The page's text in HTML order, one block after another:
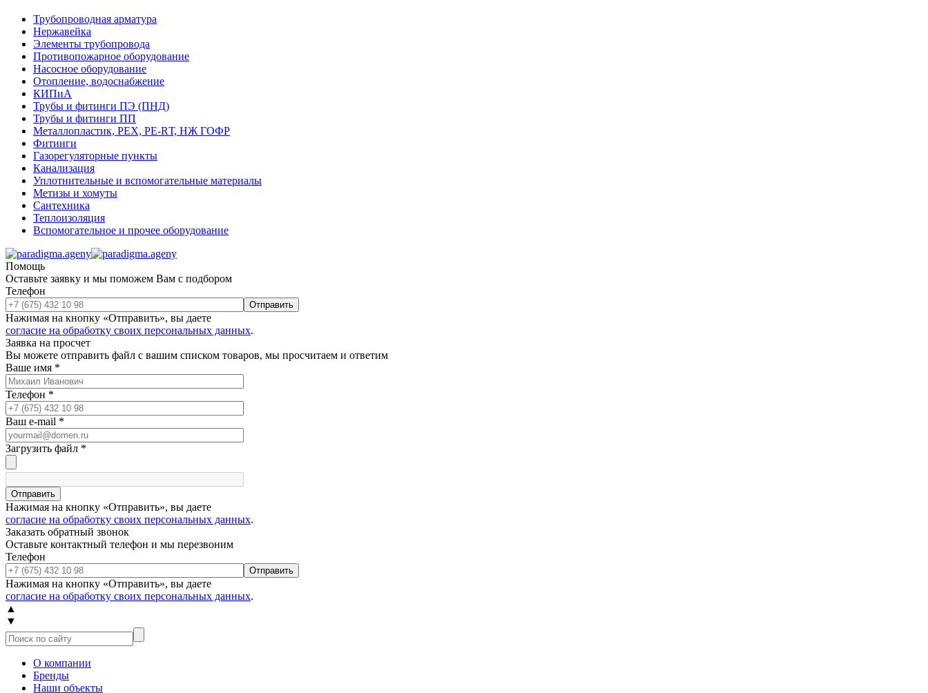
Трубопроводная арматура
Нержавейка
Элементы трубопровода
Противопожарное оборудование
Насосное оборудование
Отопление, водоснабжение
КИПиА
Трубы и фитинги ПЭ (ПНД)
Трубы и фитинги ПП
Металлопластик, РЕХ, РЕ-RТ, НЖ ГОФР
Фитинги
Газорегуляторные пункты
Канализация
Уплотнительные и вспомогательные материалы
Метизы и хомуты
Сантехника
Теплоизоляция
Вспомогательное и прочее оборудование
Помощь
Оставьте заявку и мы поможем Вам с подбором
Телефон
Отправить
Нажимая на кнопку «Отправить», вы даете
согласие на обработку своих персональных данных.
Заявка на просчет
Вы можете отправить файл с вашим списком товаров, мы просчитаем и ответим
Ваше имя *
Телефон *
Ваш e-mail *
Загрузить файл *
Отправить
Нажимая на кнопку «Отправить», вы даете
согласие на обработку своих персональных данных.
Заказать обратный звонок
Оставьте контактный телефон и мы перезвоним
Телефон
Отправить
Нажимая на кнопку «Отправить», вы даете
согласие на обработку своих персональных данных.
▲
▼
О компании
Бренды
Наши объекты